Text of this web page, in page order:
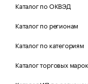
Каталог по ОКВЭД
Каталог по регионам
Каталог по категориям
Каталог торговых марок